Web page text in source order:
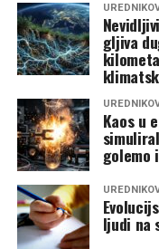
gljiva
Kaos u
golemo
ljudi na